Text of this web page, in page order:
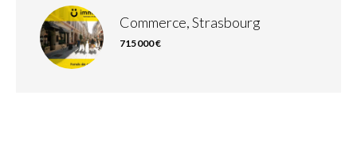
Commerce, Strasbourg
715 000 €